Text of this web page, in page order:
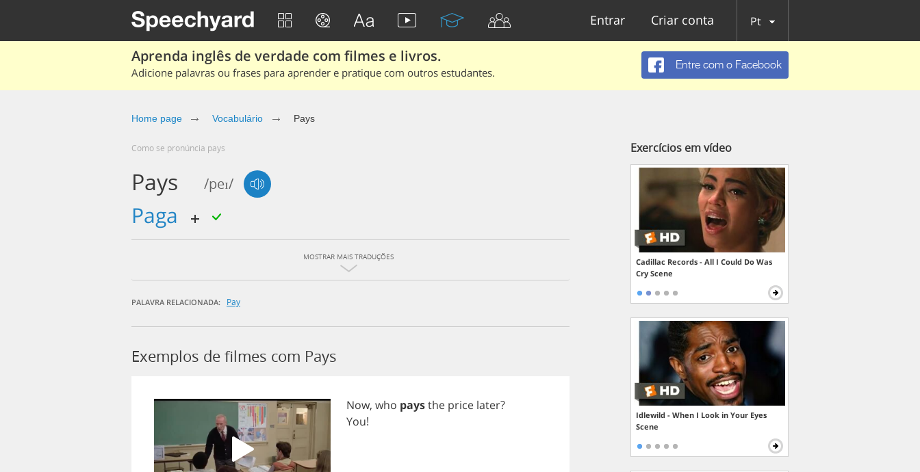
Entrar Criar conta Pt
Aprenda inglês de verdade com filmes e livros.
Adicione palavras ou frases para aprender e pratique com outros estudantes.
Entre com o Facebook
Home page Vocabulário Pays
Como se pronúncia pays
Pays /peɪ/
paga
MOSTRAR MAIS TRADUÇÕES
PALAVRA RELACIONADA: Pay
Exemplos de filmes com Pays
Now, who paysthe price later?
You!
Exercícios em vídeo
Cadillac Records - All I Could Do Was
Cry Scene
Idlewild - When I Look in Your Eyes
Scene